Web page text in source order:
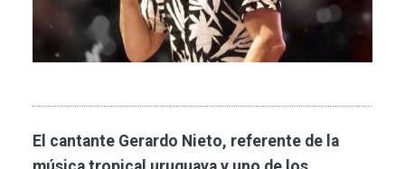
El cantante Gerardo Nieto, referente de la